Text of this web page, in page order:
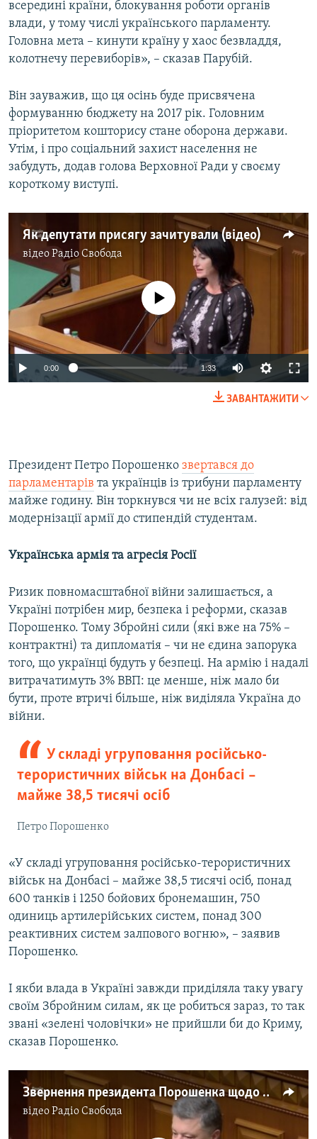
всередині країни, блокування роботи органів
влади, у тому числі українського парламенту.
Головна мета – кинути країну у хаос безвладдя,
колотнечу перевиборів», – сказав Парубій.
Він зауважив, що ця осінь буде присвячена
формуванню бюджету на 2017 рік. Головним
пріоритетом кошторису стане оборона держави.
Утім, і про соціальний захист населення не
забудуть, додав голова Верховної Ради у своєму
короткому виступі.
Як депутати присягу зачитували (відео)
відеоРадіо Свобода
No media source currently available
0:00 1:33
ЗАВАНТАЖИТИ
Президент Петро Порошенко звертався до
парламентарів та українців із трибуни парламенту
майже годину. Він торкнувся чи не всіх галузей: від
модернізації армії до стипендій студентам.
Українська армія та агресія Росії
Ризик повномасштабної війни залишається, а
Україні потрібен мир, безпека і реформи, сказав
Порошенко. Тому Збройні сили (які вже на 75% –
контрактні) та дипломатія – чи не єдина запорука
того, що українці будуть у безпеці. На армію і надалі
витрачатимуть 3% ВВП: це менше, ніж мало би
бути, проте втричі більше, ніж виділяла Україна до
війни.
У складі угруповання російсько-
терористичних військ на Донбасі –
майже 38,5 тисячі осіб
Петро Порошенко
«У складі угруповання російсько-терористичних
військ на Донбасі – майже 38,5 тисячі осіб, понад
600 танків і 1250 бойових бронемашин, 750
одиниць артилерійських систем, понад 300
реактивних систем залпового вогню», – заявив
Порошенко.
І якби влада в Україні завжди приділяла таку увагу
своїм Збройним силам, як це робиться зараз, то так
звані «зелені чоловічки» не прийшли би до Криму,
сказав Порошенко.
Звернення президента Порошенка щодо армії та НАТО
відеоРадіо Свобода